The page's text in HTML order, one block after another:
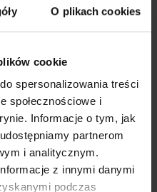
O plikach cookies
cookie
spersonalizowania treści
społecznościowe i
Informacje o tym, jak
partnerom
i analitycznym.
z innymi danymi
podczas